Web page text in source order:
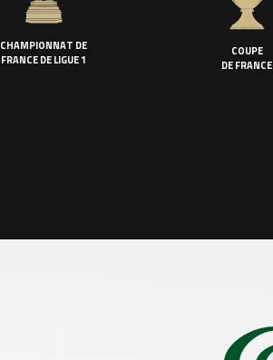
CHAMPIONNAT DE
FRANCE DE LIGUE 1
COUPE
DE FRANCE